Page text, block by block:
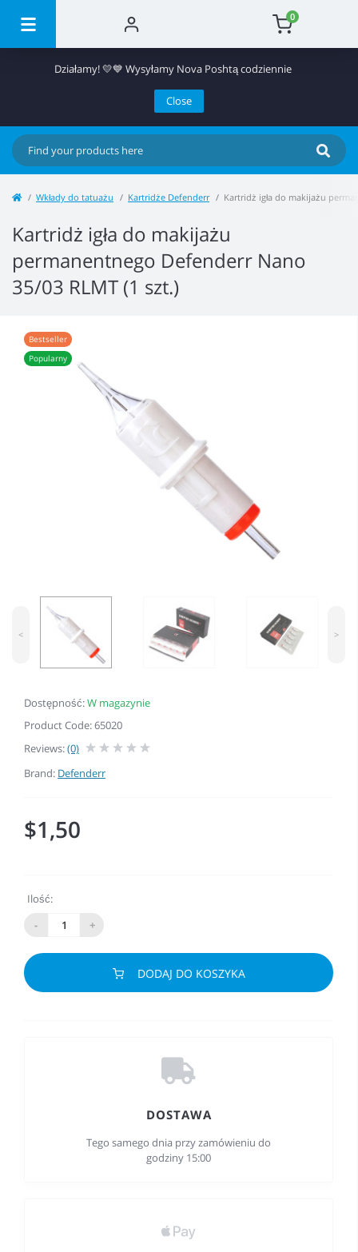
0
Działamy! 💛💙 Wysyłamy Nova Poshtą codziennie
Close
Wkłady do tatuażu Kartridże Defenderr Kartridż igła do makijażu
Kartridż igła do makijażu
permanentnego Defenderr Nano
35/03 RLMT (1 szt.)
Dostępność:W magazynie
Product Code: 65020
Reviews:(0)
Brand: Defenderr
Bestseller
Popularny
< >
$1,50
Ilość:
-
+
DODAJ DO KOSZYKA
DOSTAWA
Tego samego dnia przy zamówieniu do
godziny 15:00